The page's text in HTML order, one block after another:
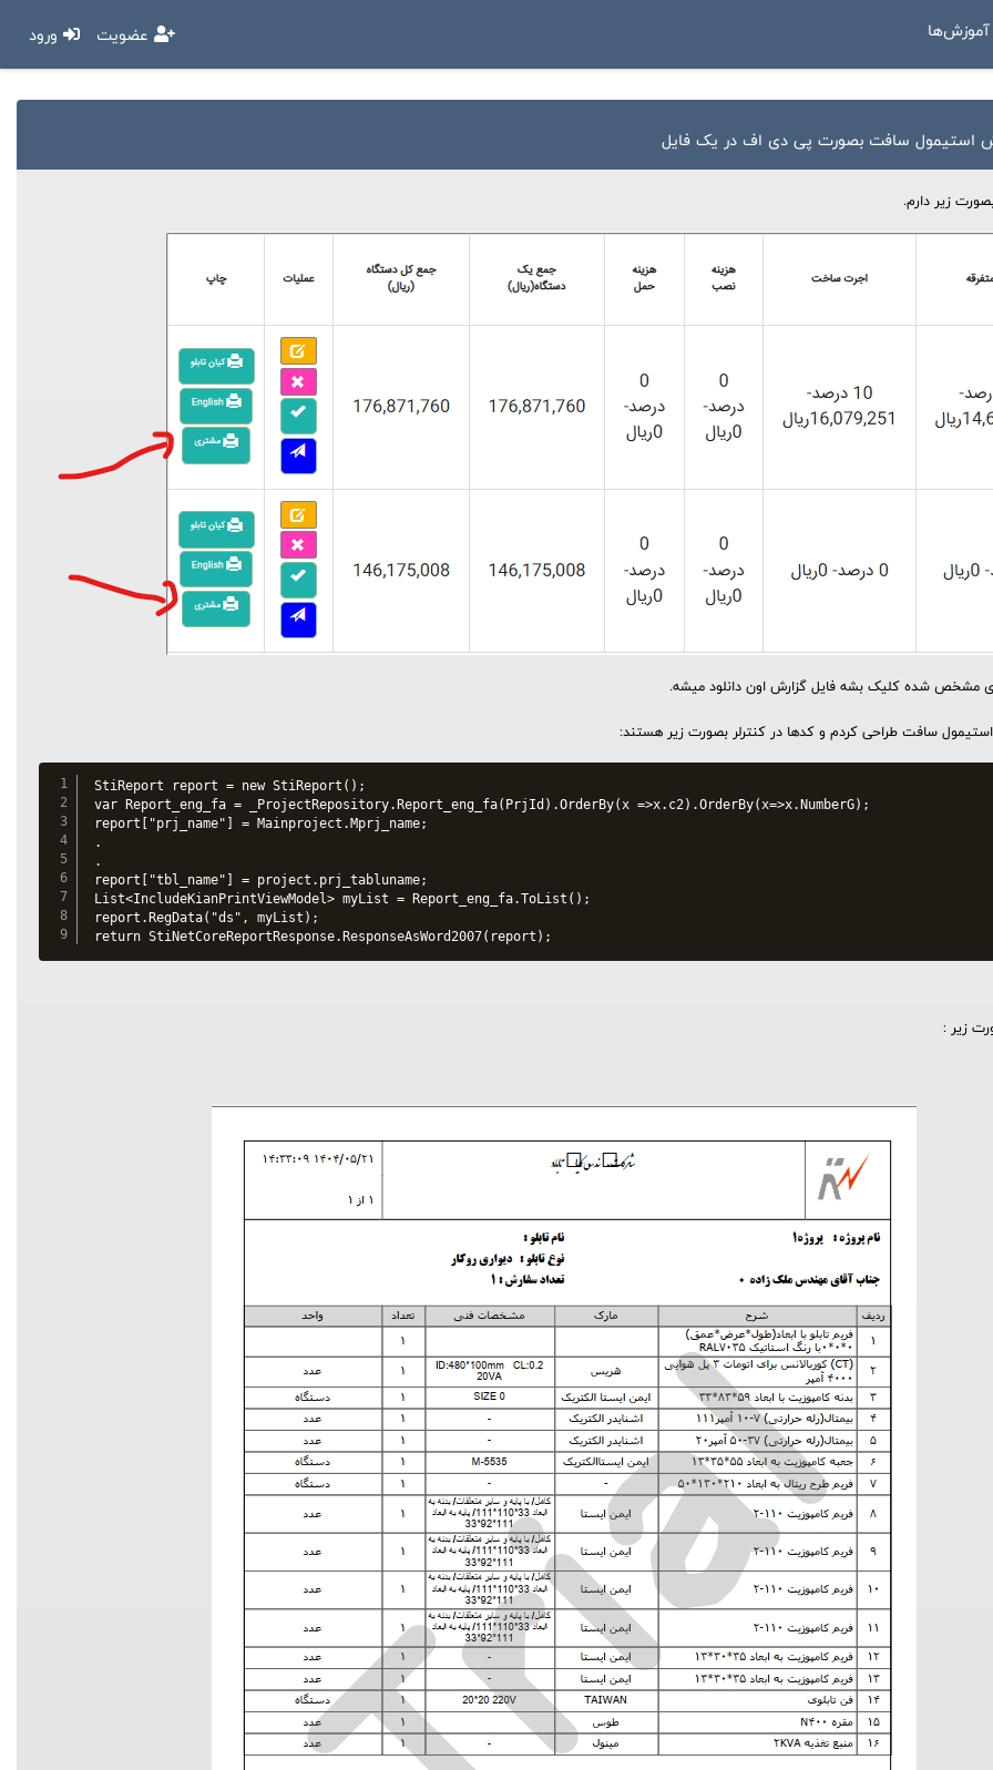
آموزش‌ها ورود عضویت
استیمول سافت بصورت پی دی اف در یک فایل
زیر دارم.
مشخص شده کلیک بشه فایل گزارش اون دانلود میشه.
سافت طراحی کردم و کدها در کنترلر بصورت زیر هستند:
StiReport report = new StiReport();
var Report_eng_fa = _ProjectRepository.Report_eng_fa(PrjId).OrderBy(x =>x.c2).OrderBy(x=>x.NumberG);
report["prj_name"] = Mainproject.Mprj_name;
.
.
report["tbl_name"] = project.prj_tabluname;
List<IncludeKianPrintViewModel> myList = Report_eng_fa.ToList();
report.RegData("ds", myList);
return StiNetCoreReportResponse.ResponseAsWord2007(report);
زیر :